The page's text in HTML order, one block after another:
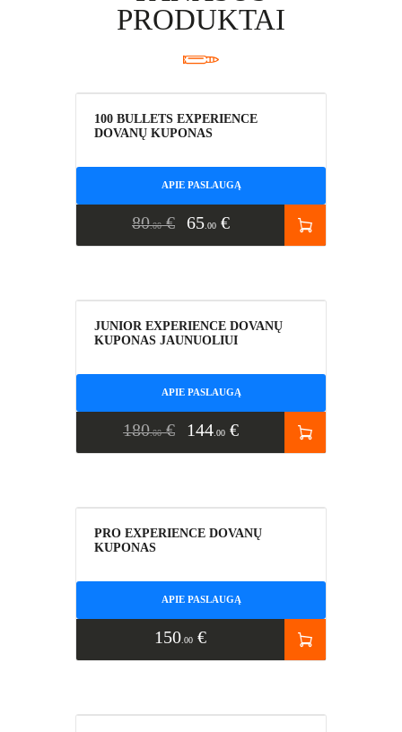
PRODUKTAI
100 BULLETS EXPERIENCE
DOVANŲ KUPONAS
APIE PASLAUGĄ
80 00 € 65 00 €
JUNIOR EXPERIENCE DOVANŲ
KUPONAS JAUNUOLIUI
APIE PASLAUGĄ
180 00 € 144 00 €
PRO EXPERIENCE DOVANŲ
KUPONAS
APIE PASLAUGĄ
150 00 €